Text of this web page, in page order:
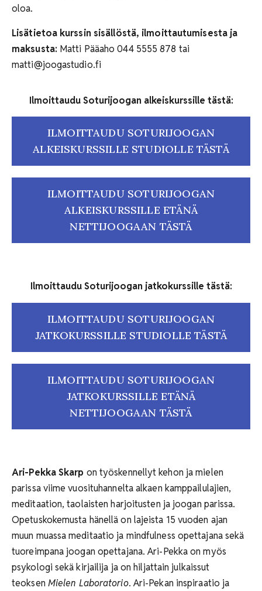
oloa.
Lisätietoa kurssin sisällöstä, ilmoittautumisesta ja
maksusta: Matti Pääaho 044 5555 878 tai
matti@joogastudio.fi
Ilmoittaudu Soturijoogan alkeiskurssille tästä:
ILMOITTAUDU SOTURIJOOGAN
ALKEISKURSSILLE STUDIOLLE TÄSTÄ
ILMOITTAUDU SOTURIJOOGAN
ALKEISKURSSILLE ETÄNÄ
NETTIJOOGAAN TÄSTÄ
Ilmoittaudu Soturijoogan jatkokurssille tästä:
ILMOITTAUDU SOTURIJOOGAN
JATKOKURSSILLE STUDIOLLE TÄSTÄ
ILMOITTAUDU SOTURIJOOGAN
JATKOKURSSILLE ETÄNÄ
NETTIJOOGAAN TÄSTÄ
Ari-Pekka Skarp on työskennellyt kehon ja mielen
parissa viime vuosituhannelta alkaen kamppailulajien,
meditaation, taolaisten harjoitusten ja joogan parissa.
Opetuskokemusta hänellä on lajeista 15 vuoden ajan
muun muassa meditaatio ja mindfulness opettajana sekä
tuoreimpana joogan opettajana. Ari-Pekka on myös
psykologi sekä kirjailija ja on hiljattain julkaissut
teoksen Mielen Laboratorio. Ari-Pekan inspiraatio ja